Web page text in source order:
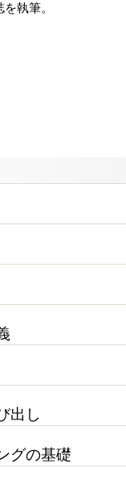
執筆。
出し
グの基礎